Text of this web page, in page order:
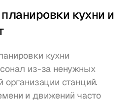
кухни и
кухни
из-за ненужных
станций.
и движений часто